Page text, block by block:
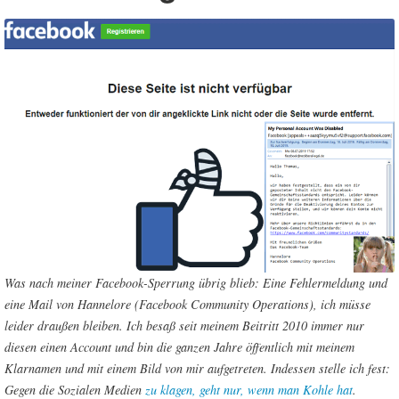
Was nach meiner Facebook-Sperrung übrig blieb: Eine Fehlermeldung und
eine Mail von Hannelore (Facebook Community Operations), ich müsse
leider draußen bleiben. Ich besaß seit meinem Beitritt 2010 immer nur
diesen einen Account und bin die ganzen Jahre öffentlich mit meinem
Klarnamen und mit einem Bild von mir aufgetreten. Indessen stelle ich fest:
Gegen die Sozialen Medienzu klagen, geht nur, wenn man Kohle hat.